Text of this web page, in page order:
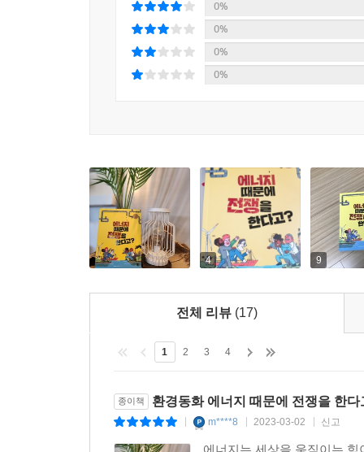
편리하게 해 주고, 살아가는 데 꼭 필요한 에너지
교과 연계
0%
0%
0%
0%
4 9
전체 리뷰 (17)
1 2 3 4
종이책 환경동화 에너지 때문에 전쟁을 한다
m****8 2023-03-02 신고
에너지는 세상을 움직이는